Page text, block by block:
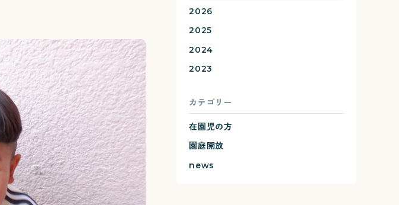
2026
2025
2024
2023
カテゴリー
在園児の方
園庭開放
news